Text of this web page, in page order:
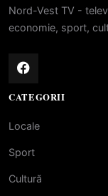
Nord-Vest TV -
economie, sport,
CATEGORII
Locale
Sport
Cultură